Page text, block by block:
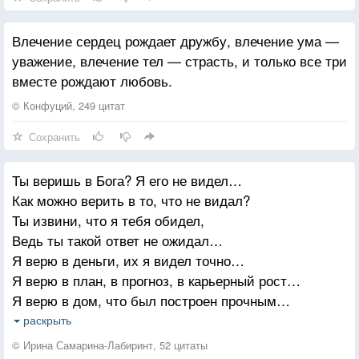
существует. Мы создали это слово для описания
того, что мы чувствуем при отсутствии тепла.»
Студент продолжил. -
«Профессор, темнота существует?»
Профессор ответил,
Студент ответил,
«Вы опять неправы, сэр. Темноты также не
существует. Темнота в действительности есть
отсутствие света. Мы можем изучить свет, но не
темноту. Мы можем использовать призму Ньютона
чтобы разложить белый свет на множество цветов
и изучить различные длины волн каждого цвета. Вы
не можете измерить темноту. Простой луч света
может ворваться в мир темноты и осветить его. Как
вы можете узнать насколько темным является какое-
либо пространство? Вы измеряете какое количество
Влечение сердец рождает дружбу, влечение ума —
уважение, влечение тел — страсть, и только все три
вместе рождают любовь.
© Конфуций, 249 цитат
Сохранить
Ты веришь в Бога? Я его не видел…
Как можно верить в то, что не видал?
Ты извини, что я тебя обидел,
Ведь ты такой ответ не ожидал…
Я верю в деньги, их я видел точно…
Я верю в план, в прогноз, в карьерный рост…
Я верю в дом, что был построен прочным…
Конечно… Твой ответ довольно прост…
Ты веришь в счастье? Ты его не видел…
раскрыть
© Ирина Самарина-Лабиринт, 52 цитаты